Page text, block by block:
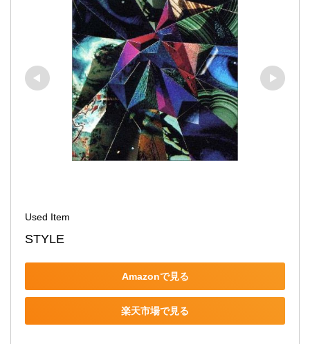
Used Item
STYLE
Amazonで見る
楽天市場で見る